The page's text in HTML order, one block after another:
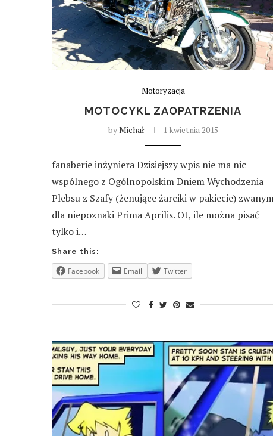
Motoryzacja
MOTOCYKL ZAOPATRZENIA
byMichał 1 kwietnia 2015
fanaberie inżyniera Dzisiejszy wpis nie ma nic
wspólnego z Ogólnopolskim Dniem Wychodzenia
Plebsu z Szafy (żenujące żarciki w pakiecie)
dla niepoznaki Prima Aprilis. Ot, ile można pisać
tylko i…
Share this:
Facebook Email Twitter